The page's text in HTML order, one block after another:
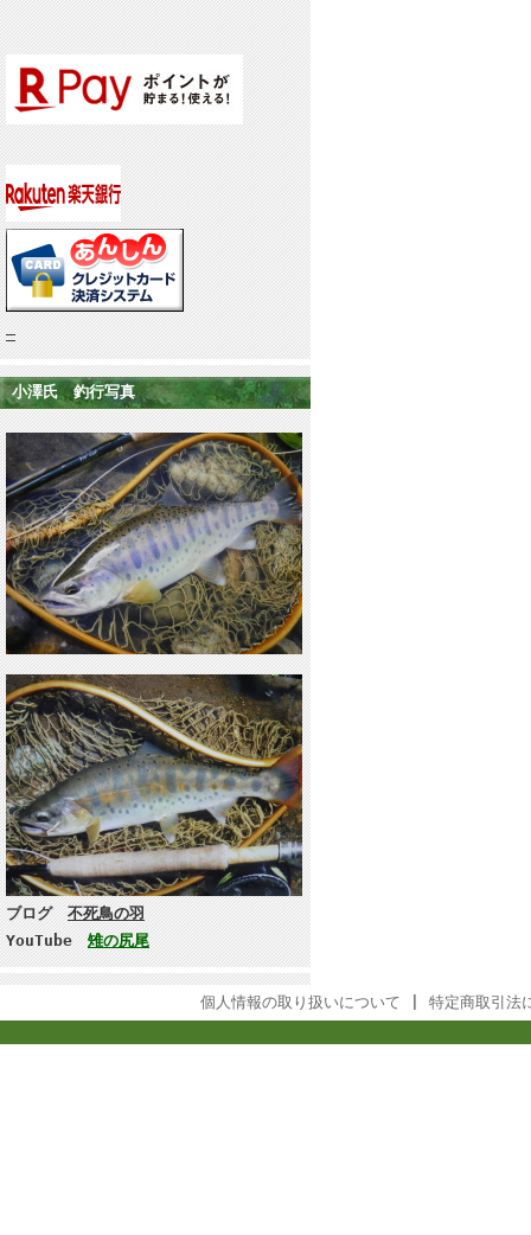
小澤氏 釣行写真
ブログ
不死鳥の羽
YouTube 雉の尻尾
個人情報の取り扱いについて 特定商取引法